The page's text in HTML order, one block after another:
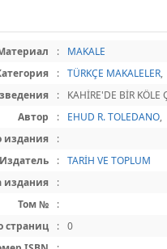
:
MAKALE
: TÜRKÇE MAKALELER,
:
KAHİRE'DE BİR KÖLE
Автор
: EHUD R. TOLEDANO,
издания
:
Издатель
:
TARİH VE TOPLUM
издания
:
Том №
:
страниц
:
0